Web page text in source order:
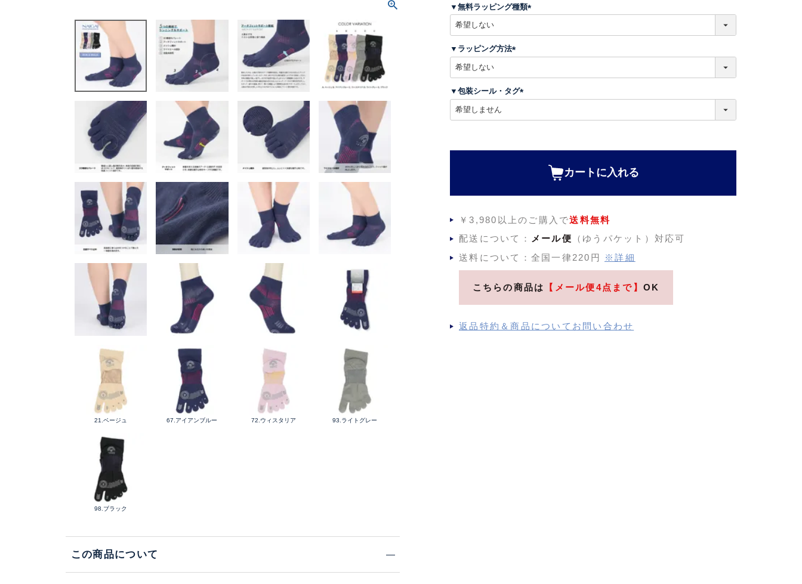
21.ベージュ 67.アイアンブルー 72.ウィスタリア 93.ライトグレー
98.ブラック
この商品について
)
▼無料ラッピング種類
)
▼ラッピング方法
須
)
▼包装シール・タグ
カートに入れる
￥3,980以上のご購入で送料無料
配送について： メール便
（ゆうパケット）対応可
送料について：全国一律220円
※詳細
こちらの商品は 【メール便4点まで】 OK
返品特約＆商品についてお問い合わせ